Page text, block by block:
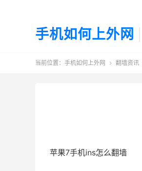
手机如何上外网
当前位置： 手机如何上外网  翻墙资讯
苹果7手机ins怎么翻墙